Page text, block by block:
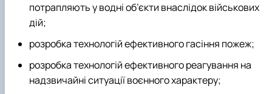
потрапляють у водні об’єкти внаслідок військових
дій;
розробка технологій ефективного гасіння пожеж;
розробка технологій ефективного реагування на
надзвичайні ситуації воєнного характеру;